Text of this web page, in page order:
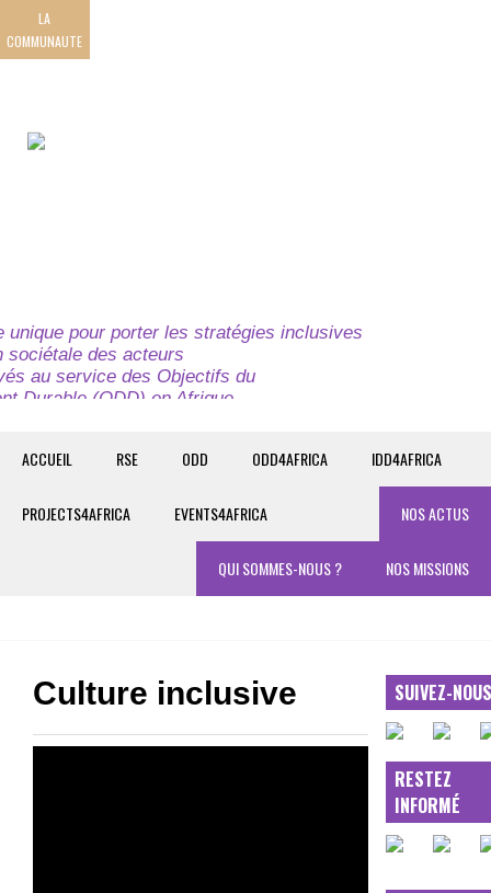
LA
COMMUNAUTE
unique pour porter les stratégies inclusives
sociétale des acteurs
au service des Objectifs du
Durable (ODD) en Afrique.
ACCUEIL RSE ODD ODD4AFRICA IDD4AFRICA
PROJECTS4AFRICA EVENTS4AFRICA NOS ACTUS
NOS MISSIONS
QUI SOMMES-NOUS ?
Culture inclusive SUIVEZ-
RESTEZ
INFORMÉ